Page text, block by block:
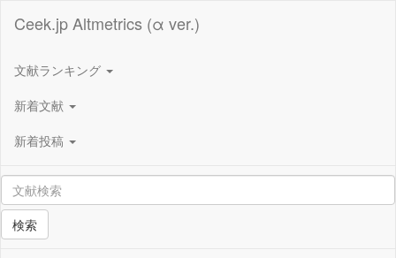
Ceek.jp Altmetrics (α ver.)
文献ランキング
新着文献
新着投稿
検索